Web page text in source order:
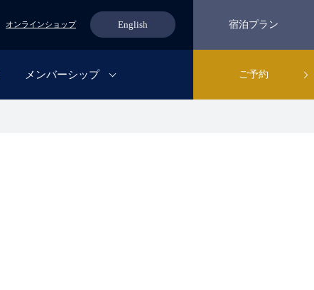
オンラインショップ English 宿泊プラン
メンバーシップ ご予約